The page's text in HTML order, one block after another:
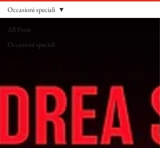
All Posts
Occasioni speciali
Occasioni speciali